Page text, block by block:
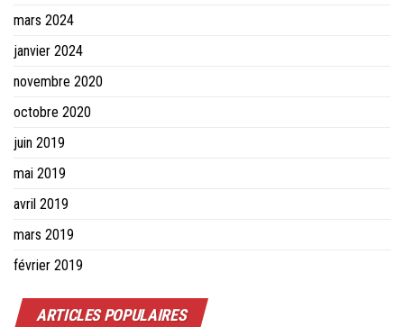
mars 2024
janvier 2024
novembre 2020
octobre 2020
juin 2019
mai 2019
avril 2019
mars 2019
février 2019
ARTICLES POPULAIRES